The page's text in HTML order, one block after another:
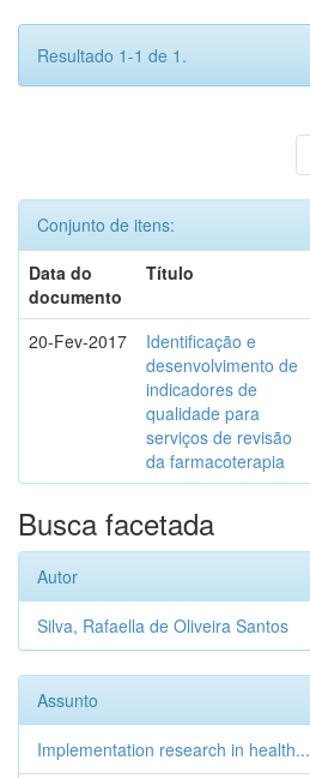
Resultado 1-1 de 1.
Conjunto de itens:
Data do
documento
Título
20-Fev-2017
Identificação e
desenvolvimento de
indicadores de
qualidade para
serviços de revisão
da farmacoterapia
Busca facetada
Autor
Silva, Rafaella de Oliveira Santos
Assunto
Implementation research in health...